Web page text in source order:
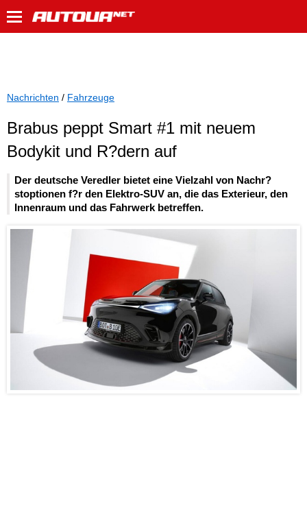
Nachrichten / Fahrzeuge
Brabus peppt Smart #1 mit neuem
Bodykit und R?dern auf
Der deutsche Veredler bietet eine Vielzahl von Nachr?
stoptionen f?r den Elektro-SUV an, die das Exterieur, den
Innenraum und das Fahrwerk betreffen.